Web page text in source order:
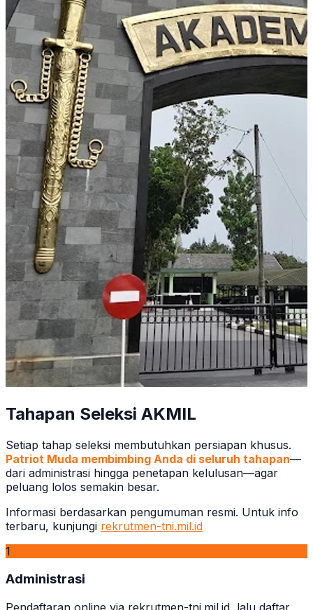
Tahapan Seleksi AKMIL
Setiap tahap seleksi membutuhkan persiapan khusus.
Patriot Muda membimbing Anda di seluruh tahapan—
dari administrasi hingga penetapan kelulusan—agar
peluang lolos semakin besar.
Informasi berdasarkan pengumuman resmi. Untuk info
terbaru, kunjungi rekrutmen-tni.mil.id
1
Administrasi